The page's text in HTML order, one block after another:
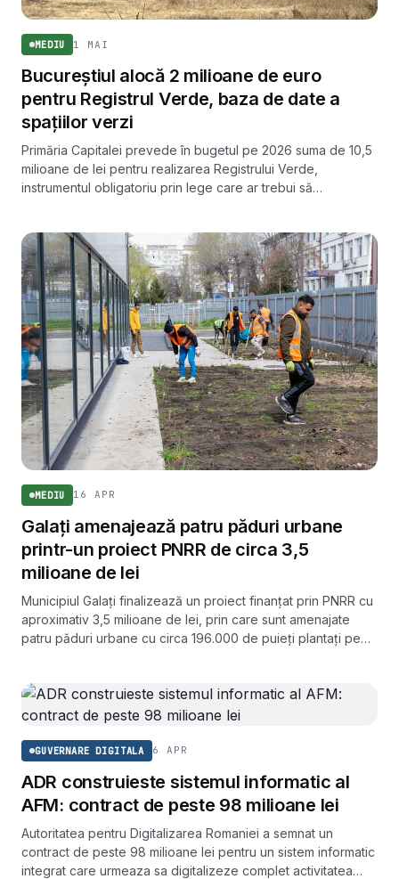
MEDIU 1 MAI
Bucureștiul alocă 2 milioane de euro
pentru Registrul Verde, baza de date a
spațiilor verzi
Primăria Capitalei prevede în bugetul pe 2026 suma de 10,5
milioane de lei pentru realizarea Registrului Verde,
instrumentul obligatoriu prin lege care ar trebui să
Națională de Mediu.
MEDIU 16 APR
Galați amenajează patru păduri urbane
printr-un proiect PNRR de circa 3,5
milioane de lei
Municipiul Galați finalizează un proiect finanțat prin PNRR cu
aproximativ 3,5 milioane de lei, prin care sunt amenajate
patru păduri urbane cu circa 196.000 de puieți plantați pe
GUVERNARE DIGITALA 6 APR
ADR construieste sistemul informatic al
AFM: contract de peste 98 milioane lei
Autoritatea pentru Digitalizarea Romaniei a semnat un
contract de peste 98 milioane lei pentru un sistem informatic
integrat care urmeaza sa digitalizeze complet activitatea